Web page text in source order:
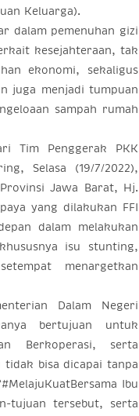
Keluarga).
dalam pemenuhan gizi
kesejahteraan, tak
ekonomi, sekaligus
juga menjadi tumpuan
sampah rumah
Tim Penggerak PKK
Selasa (19/7/2022),
Jawa Barat, Hj.
yang dilakukan FFI
dalam melakukan
isu stunting,
menargetkan
Dalam Negeri
bertujuan untuk
Berkoperasi, serta
bisa dicapai tanpa
Ibu
tujuan tersebut, serta